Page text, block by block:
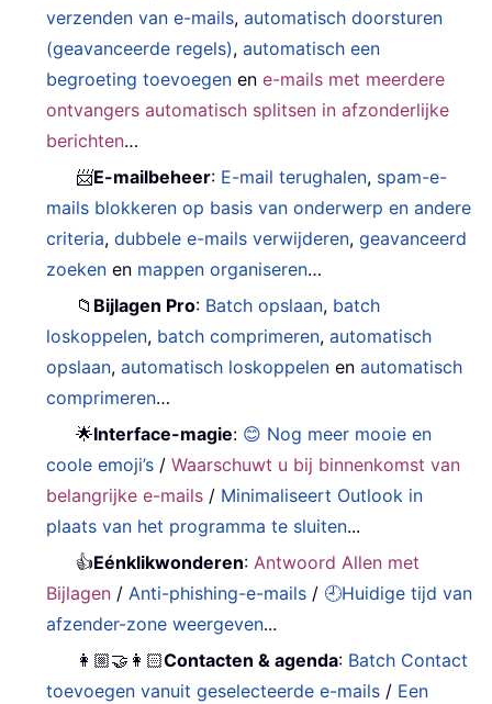
verzenden van e-mails,automatisch doorsturen
(geavanceerde regels),automatisch een
begroeting toevoegen ene-mails met meerdere
ontvangers automatisch splitsen in afzonderlijke
berichten…
📨E-mailbeheer: E-mail terughalen, spam-e-
mails blokkeren op basis van onderwerp en andere
criteria,dubbele e-mails verwijderen,geavanceerd
zoeken en mappen organiseren…
📁 Bijlagen Pro: Batch opslaan, batch
loskoppelen, batch comprimeren,automatisch
opslaan,automatisch loskoppelen enautomatisch
comprimeren…
🌟Interface-magie: 😊 Nog meer mooie en
coole emoji’s /Waarschuwt u bij binnenkomst van
belangrijke e-mails / Minimaliseert Outlook in
plaats van het programma te sluiten...
👍Eénklikwonderen:Antwoord Allen met
Bijlagen /Anti-phishing-e-mails / 🕘Huidige tijd van
afzender-zone weergeven...
👩🏼‍🤝‍👩🏻Contacten & agenda: Batch Contact
toevoegen vanuit geselecteerde e-mails / Een